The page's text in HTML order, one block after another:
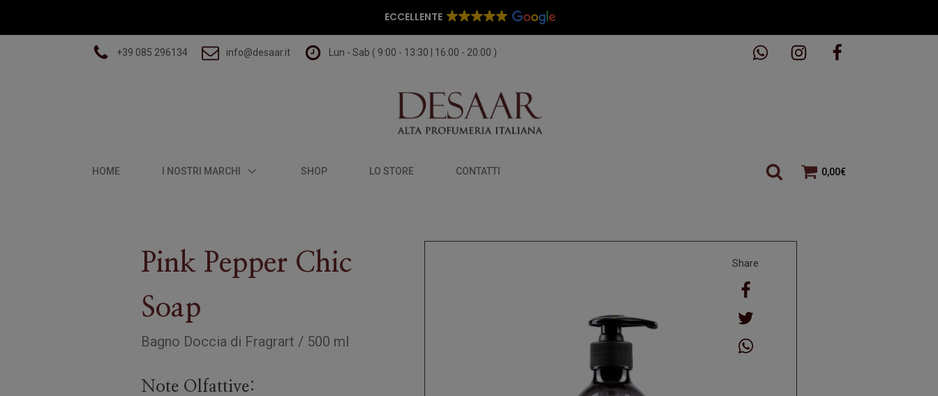
ECCELLENTE
+39 085 296134 info@desaar.it Lun - Sab ( 9:00 - 13:30 | 16:00 - 20:00 )
HOME I NOSTRI MARCHI SHOP LO STORE CONTATTI 0,00€
Pink Pepper Chic
Soap
Bagno Doccia di Fragrart / 500 ml
Note Olfattive:
Share